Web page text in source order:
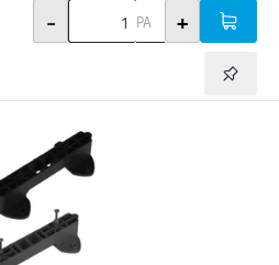
- PA +